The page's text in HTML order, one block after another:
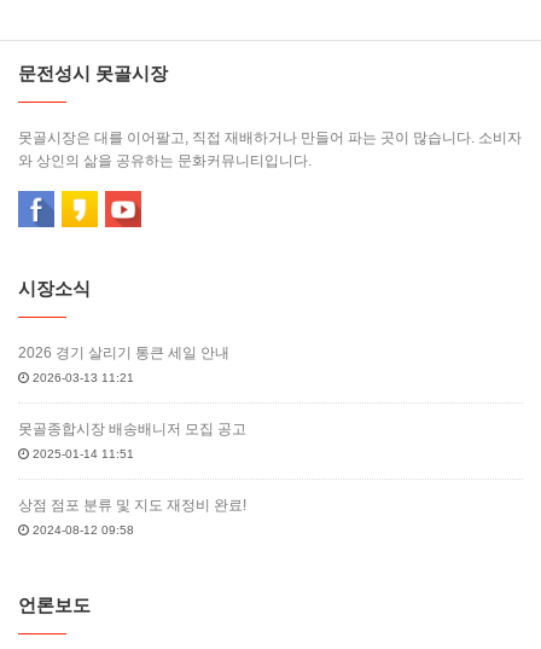
문전성시 못골시장
못골시장은 대를 이어팔고, 직접 재배하거나 만들어 파는 곳이 많습니다. 소비자
와 상인의 삶을 공유하는 문화커뮤니티입니다.
시장소식
2026 경기 살리기 통큰 세일 안내
2026-03-13 11:21
못골종합시장 배송배니저 모집 공고
2025-01-14 11:51
상점 점포 분류 및 지도 재정비 완료!
2024-08-12 09:58
언론보도